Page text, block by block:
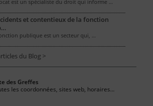
est un spécialiste du droit qui informe …
et contentieux de la fonction
publique est un secteur qui, …
du Blog >
des Greffes
les coordonnées, sites web, horaires...